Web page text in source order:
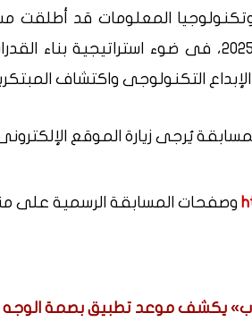
الأولى خلال أغسطس 2025، فى ضوء
الإبداع التكنولوجى واكتشاف
يُرجى زيارة الموقع
وصفحات المسابقة الرسمية على
يكشف موعد تطبيق بصمة